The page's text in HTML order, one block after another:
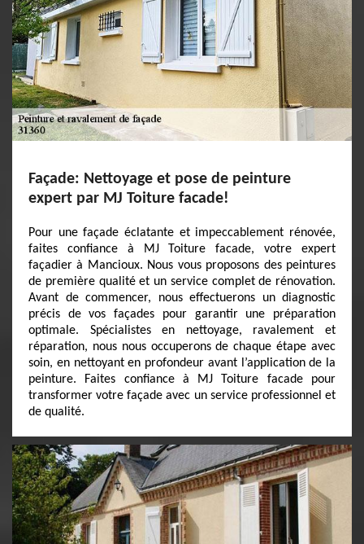
Façade: Nettoyage et pose de peinture
expert par MJ Toiture facade!
Pour une façade éclatante et impeccablement rénovée,
faites confiance à MJ Toiture facade, votre expert
façadier à Mancioux. Nous vous proposons des peintures
de première qualité et un service complet de rénovation.
Avant de commencer, nous effectuerons un diagnostic
précis de vos façades pour garantir une préparation
optimale. Spécialistes en nettoyage, ravalement et
réparation, nous nous occuperons de chaque étape avec
soin, en nettoyant en profondeur avant l’application de la
peinture. Faites confiance à MJ Toiture facade pour
transformer votre façade avec un service professionnel et
de qualité.